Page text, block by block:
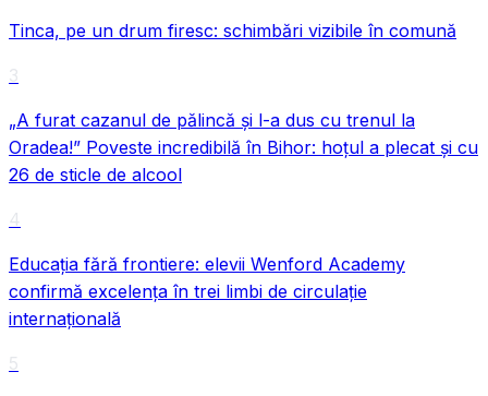
Tinca, pe un drum firesc: schimbări vizibile în comună
3
„A furat cazanul de pălincă și l-a dus cu trenul la
Oradea!” Poveste incredibilă în Bihor: hoțul a plecat și cu
26 de sticle de alcool
4
Educația fără frontiere: elevii Wenford Academy
confirmă excelența în trei limbi de circulație
internațională
5